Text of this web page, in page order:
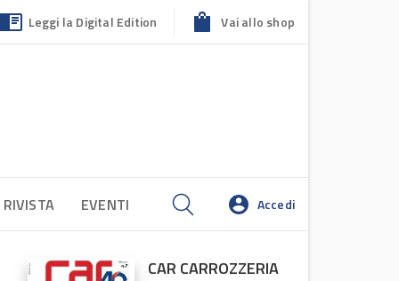
Leggi la Digital Edition Vai allo shop
EVENTI Accedi
CAR CARROZZERIA